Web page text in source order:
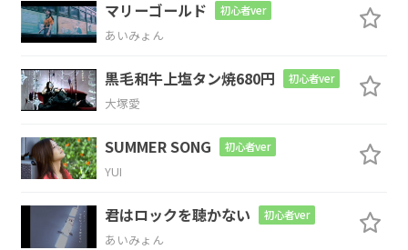
B
し
N.C.
かばね音頭で踊りましょう
Em
とり憑いた とり憑いた
N.C. Em
とり憑いた 何
マリーゴールド 初心者ver
あいみょん
黒毛和牛上塩タン焼680円 初心者ver
大塚愛
SUMMER SONG 初心者ver
YUI
君はロックを聴かない 初心者ver
あいみょん